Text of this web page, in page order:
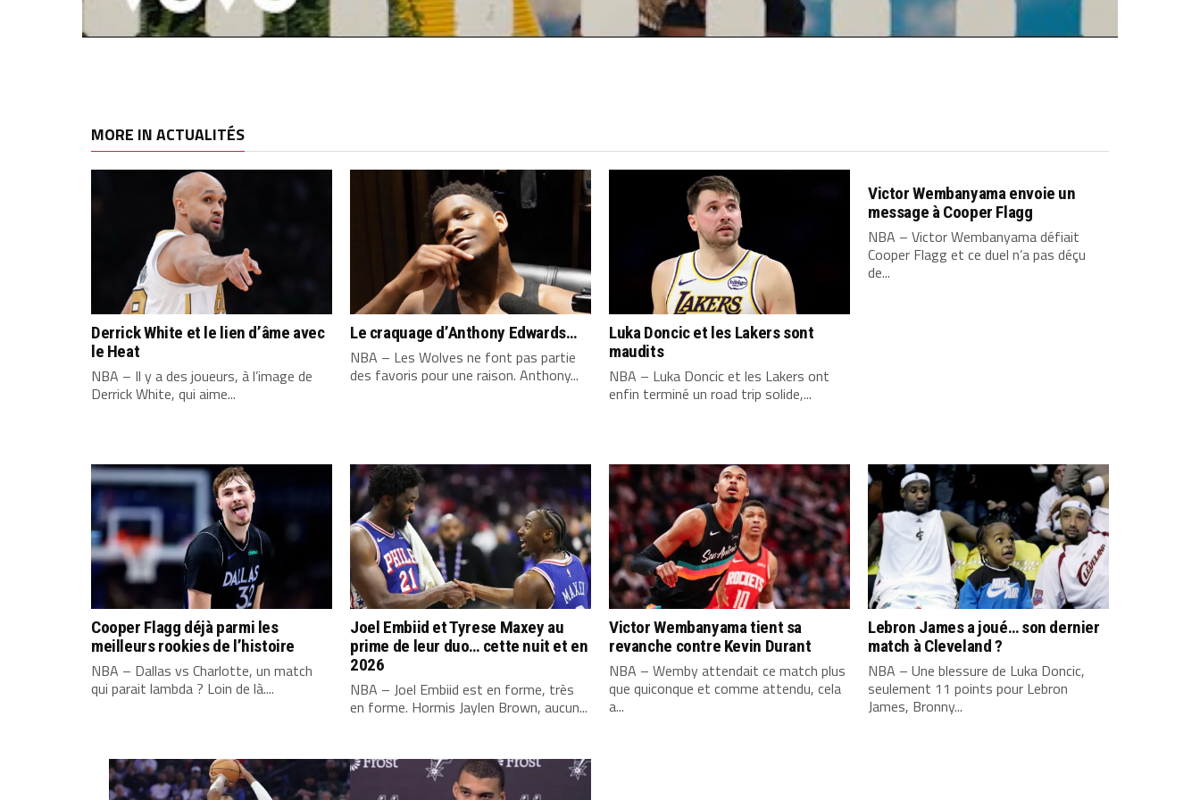
MORE IN ACTUALITÉS
Derrick White et le lien d’âme avec
le Heat
NBA – Il y a des joueurs, à l’image de
Derrick White, qui aime...
Le craquage d’Anthony Edwards…
NBA – Les Wolves ne font pas partie
des favoris pour une raison. Anthony...
Luka Doncic et les Lakers sont
maudits
NBA – Luka Doncic et les Lakers ont
enfin terminé un road trip solide,...
Victor Wembanyama envoie un
message à Cooper Flagg
NBA – Victor Wembanyama défiait
Cooper Flagg et ce duel n’a pas déçu
de...
Cooper Flagg déjà parmi les
meilleurs rookies de l’histoire
NBA – Dallas vs Charlotte, un match
qui parait lambda ? Loin de là....
Joel Embiid et Tyrese Maxey au
prime de leur duo… cette nuit et en
2026
NBA – Joel Embiid est en forme, très
en forme. Hormis Jaylen Brown, aucun...
Victor Wembanyama tient sa
revanche contre Kevin Durant
NBA – Wemby attendait ce match plus
que quiconque et comme attendu, cela
a...
Lebron James a joué… son dernier
match à Cleveland ?
NBA – Une blessure de Luka Doncic,
seulement 11 points pour Lebron
James, Bronny...